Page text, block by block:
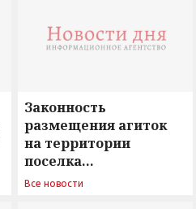
Законность
размещения агиток
на территории
поселка
Новосергиевка
Все новости